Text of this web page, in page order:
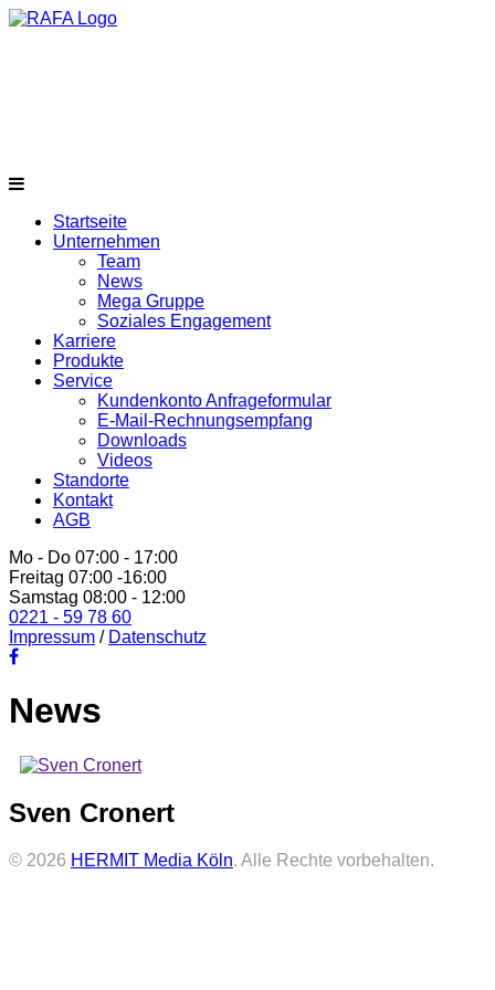
Startseite
Unternehmen
Team
News
Mega Gruppe
Soziales Engagement
Karriere
Produkte
Service
Kundenkonto Anfrageformular
E-Mail-Rechnungsempfang
Downloads
Videos
Standorte
Kontakt
AGB
Mo - Do 07:00 - 17:00
Freitag 07:00 -16:00
Samstag 08:00 - 12:00
0221 - 59 78 60
Impressum / Datenschutz
News
Sven Cronert
© 2026 HERMIT Media Köln. Alle Rechte vorbehalten.